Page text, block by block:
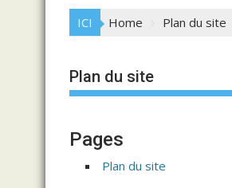
ICI Home Plan du site
Plan du site
Pages
Plan du site